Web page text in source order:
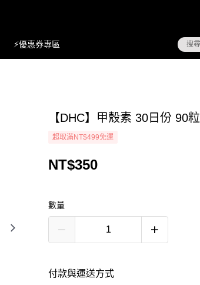
⚡優惠券專區
【DHC】甲殼素 30日份 90粒
超取滿NT$499免運
NT$350
數量
付款與運送方式